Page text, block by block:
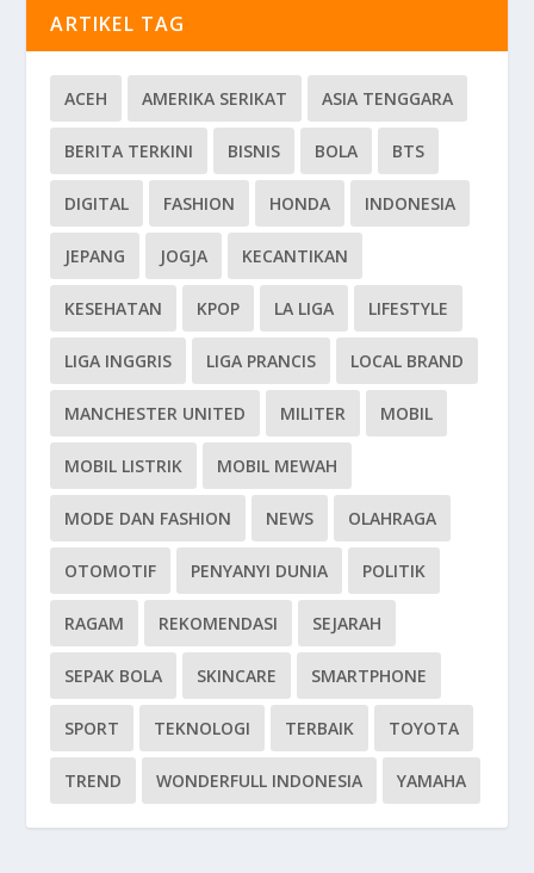
ARTIKEL TAG
ACEH AMERIKA SERIKAT ASIA TENGGARA
BERITA TERKINI BISNIS BOLA BTS
DIGITAL FASHION HONDA INDONESIA
JEPANG JOGJA KECANTIKAN
KESEHATAN KPOP LA LIGA LIFESTYLE
LIGA INGGRIS LIGA PRANCIS LOCAL BRAND
MANCHESTER UNITED MILITER MOBIL
MOBIL LISTRIK MOBIL MEWAH
MODE DAN FASHION NEWS OLAHRAGA
OTOMOTIF PENYANYI DUNIA POLITIK
RAGAM REKOMENDASI SEJARAH
SEPAK BOLA SKINCARE SMARTPHONE
SPORT TEKNOLOGI TERBAIK TOYOTA
TREND WONDERFULL INDONESIA YAMAHA